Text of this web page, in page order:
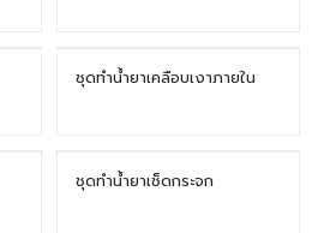
ชุดทำน้ำยาเคลือบเงาภายใน
ชุดทำน้ำยาเช็ดกระจก